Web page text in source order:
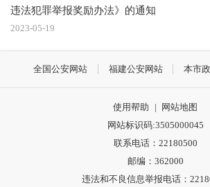
违法犯罪举报奖励办法》的通知
2023-05-19
全国公安网站 福建公安网站 本市
使用帮助 |
网站地图
网站标识码:3505000045
联系电话：22180500
邮编：362000
违法和不良信息举报电话：